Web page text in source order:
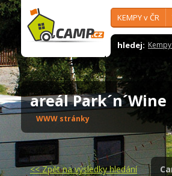
KEMPY v ČR
hledej: Kempy
areál Park´n´Wine
WWW stránky
<<Zpět na výsledky hledání